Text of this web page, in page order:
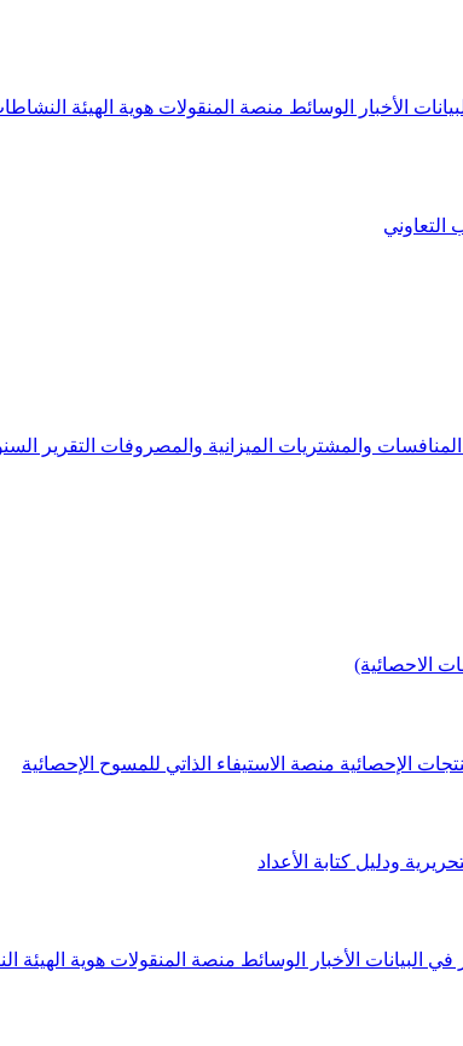
الأخبار الوسائط منصة المنقولات هوية الهيئة
التعاوني
المنافسات والمشتريات الميزانية والمصروفات التقرير
الاحصائية)
الإحصائية منصة الاستيفاء الذاتي للمسوح الإحصائية
ودليل كتابة الأعداد
في البيانات الأخبار الوسائط منصة المنقولات هوية الهيئة